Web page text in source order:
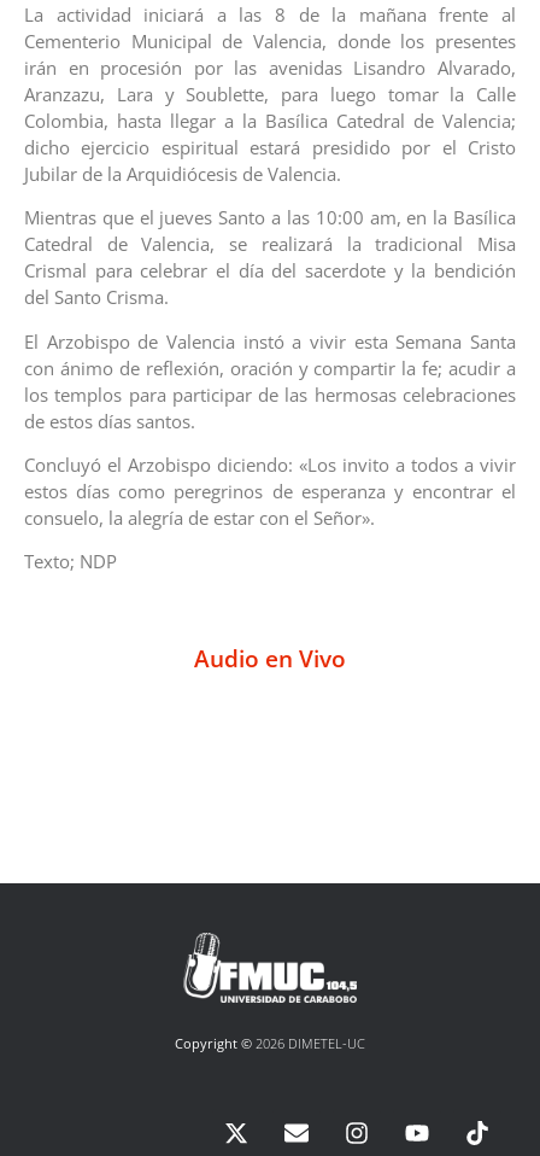
La actividad iniciará a las 8 de la mañana frente al
Cementerio Municipal de Valencia, donde los presentes
irán en procesión por las avenidas Lisandro Alvarado,
Aranzazu, Lara y Soublette, para luego tomar la Calle
Colombia, hasta llegar a la Basílica Catedral de Valencia;
dicho ejercicio espiritual estará presidido por el Cristo
Jubilar de la Arquidiócesis de Valencia.
Mientras que el jueves Santo a las 10:00 am, en la Basílica
Catedral de Valencia, se realizará la tradicional Misa
Crismal para celebrar el día del sacerdote y la bendición
del Santo Crisma.
El Arzobispo de Valencia instó a vivir esta Semana Santa
con ánimo de reflexión, oración y compartir la fe; acudir a
los templos para participar de las hermosas celebraciones
de estos días santos.
Concluyó el Arzobispo diciendo: «Los invito a todos a vivir
estos días como peregrinos de esperanza y encontrar el
consuelo, la alegría de estar con el Señor».
Texto; NDP
Audio en Vivo
Copyright © 2026 DIMETEL-UC